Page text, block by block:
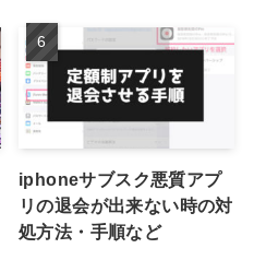
iphoneサブスク悪質アプ
リの退会が出来ない時の対
処方法・手順など